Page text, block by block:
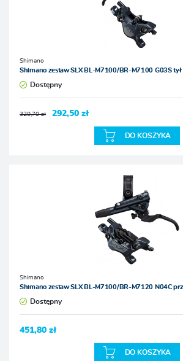
Shimano
Shimano zestaw SLX BL-M7100/BR-M7100 G03S
Dostępny
320,70 zł 292,50 zł
DO KOSZYKA
Shimano
Shimano zestaw SLX BL-M7100/BR-M7120 N04C
Dostępny
451,80 zł
DO KOSZYKA